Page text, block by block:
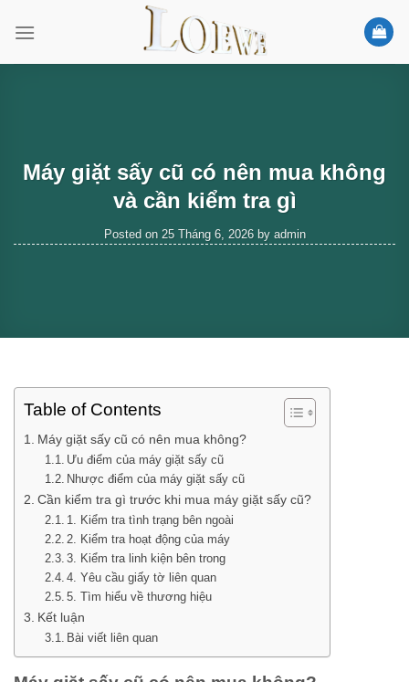
Máy giặt sấy cũ có nên mua không
và cần kiểm tra gì
Posted on 25 Tháng 6, 2026by admin
Table of Contents
Máy giặt sấy cũ có nên mua không?
Ưu điểm của máy giặt sấy cũ
Nhược điểm của máy giặt sấy cũ
Cần kiểm tra gì trước khi mua máy giặt sấy cũ?
1. Kiểm tra tình trạng bên ngoài
2. Kiểm tra hoạt động của máy
3. Kiểm tra linh kiện bên trong
4. Yêu cầu giấy tờ liên quan
5. Tìm hiểu về thương hiệu
Kết luận
Bài viết liên quan